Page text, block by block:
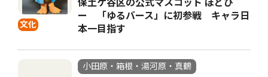
文化
保土ケ谷区の公式マスコット ほどぴ
ー 「ゆるバース」に初参戦 キャラ日
本一目指す
小田原・箱根・湯河原・真鶴